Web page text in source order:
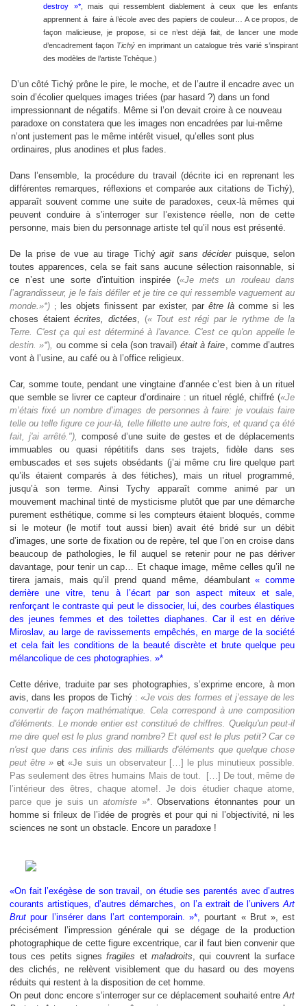
destroy »*, mais qui ressemblent diablement à ceux que les enfants
apprennent à faire à l’école avec des papiers de couleur… A ce propos, de
façon malicieuse, je propose, si ce n’est déjà fait, de lancer une mode
d’encadrement façon Tichý en imprimant un catalogue très varié s’inspirant
des modèles de l’artiste Tchèque.)
D’un côté Tichý prône le pire, le moche, et de l’autre il encadre avec un
soin d’écolier quelques images triées (par hasard ?) dans un fond
impressionnant de négatifs. Même si l’on devait croire à ce nouveau
paradoxe on constatera que les images non encadrées par lui-même
n’ont justement pas le même intérêt visuel, qu’elles sont plus
ordinaires, plus anodines et plus fades.
Dans l’ensemble, la procédure du travail (décrite ici en reprenant les
différentes remarques, réflexions et comparée aux citations deTichý),
apparaît souvent comme une suite de paradoxes, ceux-là mêmes qui
peuvent conduire à s’interroger sur l’existence réelle, non de cette
personne, mais bien du personnage artiste tel qu’il nous est présenté.
De la prise de vue au tirage Tichý agit sans déciderpuisque, selon
toutes apparences, cela se fait sans aucune sélection raisonnable, si
ce n’est une sorte d’intuition inspirée («Je mets un rouleau dans
l’agrandisseur, je le fais défiler et je tire ce qui ressemble vaguement au
monde.»*) ; les objets finissent par exister, par être làcomme si les
choses étaientécrites, dictées (« Tout est régi par le rythme de la
Terre. C'est ça qui est déterminé à l'avance. C'est ce qu'on appelle le
destin. »*) ou comme si cela (son travail) était à faire , comme d’autres
vont à l’usine, au café ou à l’office religieux.
Car, somme toute, pendant une vingtaine d’année c’est bien à un rituel
que semble se livrer ce capteur d’ordinaire : un rituel réglé, chiffré («Je
m’étais fixé un nombre d’images de personnes à faire: je voulais faire
telle ou telle figure ce jour-là, telle fillette une autre fois, et quand ça été
fait, j'ai arrêté."),
composé d’une suite de gestes et de déplacements
immuables ou quasi répétitifs dans ses trajets, fidèle dans ses
embuscades et ses sujets obsédants (j’ai même cru lire quelque part
qu’ils étaient comparés à des fétiches), mais un rituel programmé,
jusqu’à son terme. Ainsi Tychy apparaît comme animé par un
mouvement machinal tinté de mysticisme plutôt que par une démarche
purement esthétique, comme si les compteurs étaient bloqués, comme
si le moteur (le motif tout aussi bien) avait été bridé sur un débit
d’images, une sorte de fixation ou de repère, tel que l’on en croise dans
beaucoup de pathologies, le fil auquel se retenir pour ne pas dériver
davantage, pour tenir un cap… Et chaque image, même celles qu’il ne
tirera jamais, mais qu’il prend quand même, déambulant« comme
derrière une vitre, tenu à l’écart par son aspect miteux et sale,
renforçant le contraste qui peut le dissocier, lui, des courbes élastiques
des jeunes femmes et des toilettes diaphanes. Car il est en dérive
Miroslav, au large de ravissements empêchés, en marge de la société
et cela fait les conditions de la beauté discrète et brute quelque peu
mélancolique de ces photographies. »*
Cette dérive, traduite par ses photographies, s’exprime encore, à mon
avis, dans les propos de Tichý : «Je vois des formes et j’essaye de les
convertir de façon mathématique. Cela correspond à une composition
d'éléments. Le monde entier est constitué de chiffres. Quelqu'un peut-il
me dire quel est le plus grand nombre? Et quel est le plus petit? Car ce
n'est que dans ces infinis des milliards d'éléments que quelque chose
peut être » et«Je suis un observateur […] le plus minutieux possible.
Pas seulement des êtres humains Mais de tout. […] De tout, même de
l’intérieur des êtres, chaque atome!. Je dois étudier chaque atome,
parce que je suis un atomiste»*.
Observations étonnantes pour un
homme si frileux de l’idée de progrès et pour qui ni l’objectivité, ni les
sciences ne sont un obstacle. Encore un paradoxe !
«On fait l’exégèse de son travail, on étudie ses parentés avec d’autres
courants artistiques, d’autres démarches, on l’a extrait de l’universArt
Brut pour l’insérer dans l’art contemporain. »*,
pourtant « Brut », est
précisément l’impression générale qui se dégage de la production
photographique de cette figure excentrique, car il faut bien convenir que
tous ces petits signesfragiles et maladroits , qui couvrent la surface
des clichés, ne relèvent visiblement que du hasard ou des moyens
réduits qui restent à la disposition de cet homme.
On peut donc encore s’interroger sur ce déplacement souhaité entreArt